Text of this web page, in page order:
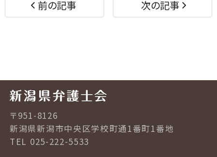
る る
前の記事 次の記事
〒951-8126
新潟県新潟市中央区学校町通1番町1番地
TEL 025-222-5533